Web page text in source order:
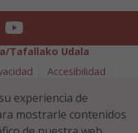
Youtube
Tafallako Udala
Accesibilidad
de la Información
948 70 18 11
experiencia de
mostrarle contenidos